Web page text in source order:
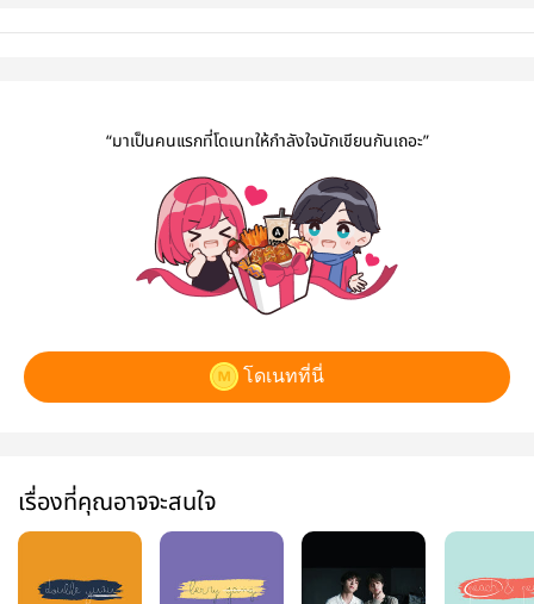
“มาเป็นคนแรกที่โดเนทให้กำลังใจนักเขียนกันเถอะ”
โดเนทที่นี่
เรื่องที่คุณอาจจะสนใจ